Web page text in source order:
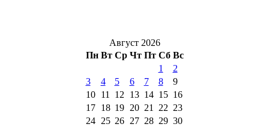
Август 2026
Пн Вт Ср Чт Пт Сб Вс
1
2
3
4 5 6 7 8
9
10
11 12 13 14 15 16
17
18 19 20 21 22 23
24
25 26 27 28 29 30